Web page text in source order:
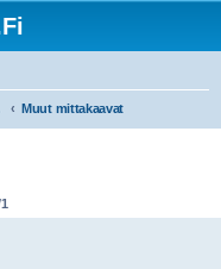
Muut mittakaavat
1